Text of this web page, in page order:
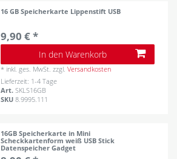
16 GB Speicherkarte Lippenstift USB
9,90 € *
In den Warenkorb
* inkl. ges. MwSt. zzgl.Versandkosten
Lieferzeit: 1-4 Tage
Art.SKLS16GB
SKU8.9995.111
16GB Speicherkarte in Mini
Scheckkartenform weiß USB Stick
Datenspeicher Gadget